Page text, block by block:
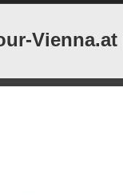
Vienna.at